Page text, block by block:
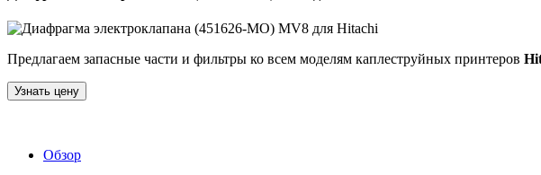
Предлагаем запасные части и фильтры ко всем моделям каплеструйных принтеров
Узнать цену
Обзор